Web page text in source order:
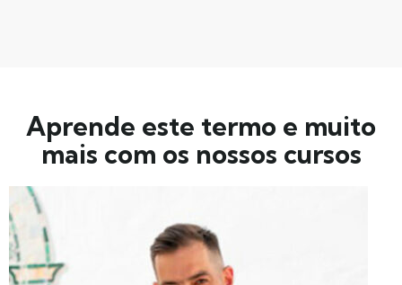
Aprende este termo e muito
mais com os nossos cursos